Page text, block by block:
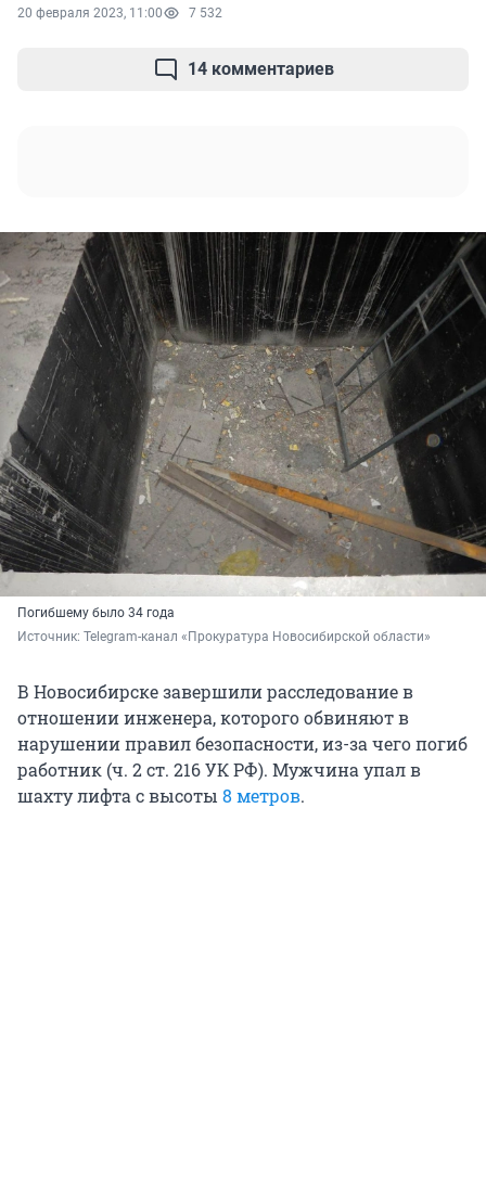
20 февраля 2023, 11:00 7 532
14 комментариев
Погибшему было 34 года
Источник: Telegram-канал «Прокуратура Новосибирской области»
В Новосибирске завершили расследование в
отношении инженера, которого обвиняют в
нарушении правил безопасности, из-за чего погиб
работник (ч. 2 ст. 216 УК РФ). Мужчина упал в
шахту лифта с высоты 8 метров.